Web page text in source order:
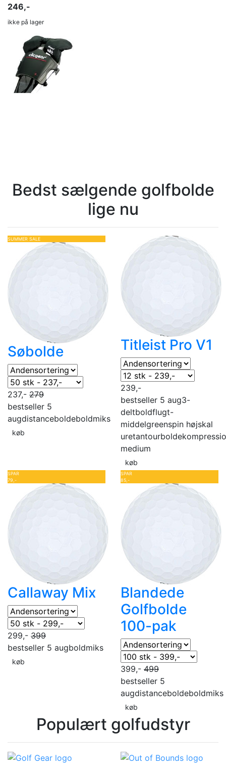
246,-
ikke på lager
Bedst sælgende golfbolde
lige nu
SUMMER SALE
Søbolde
237,- 279
bestseller 5
augdistanceboldeboldmiks
køb
Titleist Pro V1
239,-
bestseller 5 aug3-
deltboldflugt-
middelgreenspin højskal
uretantourbolde
medium
køb
SPAR
79,-
Callaway Mix
299,- 399
bestseller 5 augboldmiks
køb
SPAR
85,-
Blandede
Golfbolde
100-pak
399,- 499
bestseller 5
augdistanceboldeboldmiks
køb
Populært golfudstyr